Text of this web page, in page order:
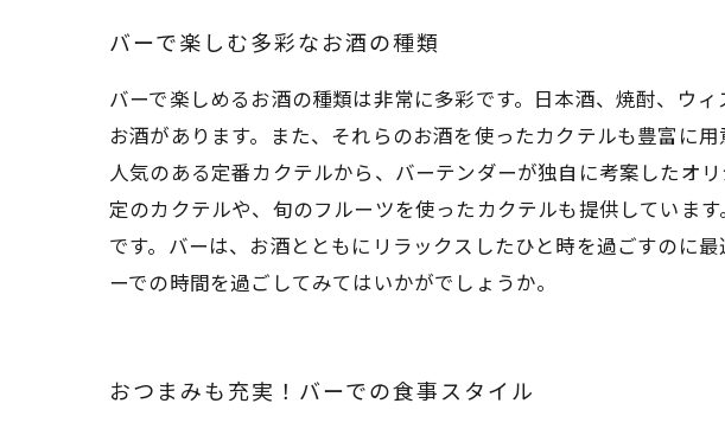
バーで楽しむ多彩なお酒の種類
バーで楽しめるお酒の種類は非常に多彩です。日本酒、焼酎、ウ
お酒があります。また、それらのお酒を使ったカクテルも豊富に
人気のある定番カクテルから、バーテンダーが独自に考案したオ
定のカクテルや、旬のフルーツを使ったカクテルも提供していま
です。バーは、お酒とともにリラックスしたひと時を過ごすのに
ーでの時間を過ごしてみてはいかがでしょうか。
おつまみも充実！バーでの食事スタイル